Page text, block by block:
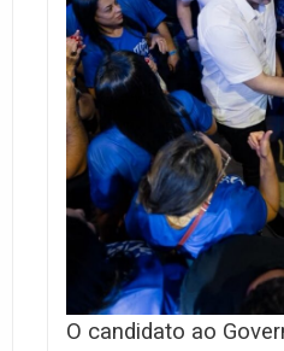
O candidato ao